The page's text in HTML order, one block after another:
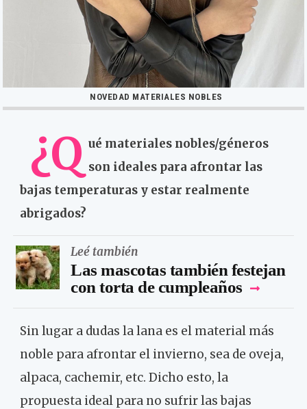
NOVEDAD MATERIALES NOBLES
¿Q ué materiales nobles/géneros
son ideales para afrontar las
bajas temperaturas y estar realmente
abrigados?
Leé también
Las mascotas también festejan
con torta de cumpleaños
Sin lugar a dudas la lana es el material más
noble para afrontar el invierno, sea de oveja,
alpaca, cachemir, etc. Dicho esto, la
propuesta ideal para no sufrir las bajas